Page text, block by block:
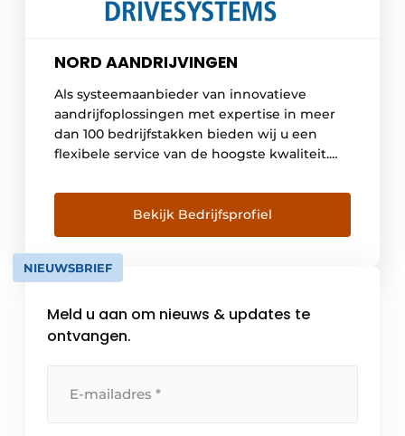
NORD AANDRIJVINGEN
Als systeemaanbieder van innovatieve
aandrijfoplossingen met expertise in meer
dan 100 bedrijfstakken bieden wij u een
flexibele service van de hoogste kwaliteit.
met 48 dochterondernemingen en verdere
verkooppartners in meer dan 50 landen.
Deze bieden advies ter plaatse,
montagecentra, technische ondersteuning
en klantenservice.
Bekijk Bedrijfsprofiel
NIEUWSBRIEF
Meld u aan om nieuws & updates te
ontvangen.